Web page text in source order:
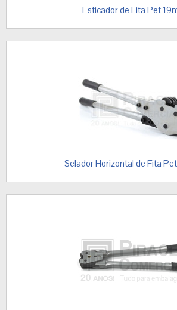
Esticador de Fita Pet
Selador Horizontal de Fita